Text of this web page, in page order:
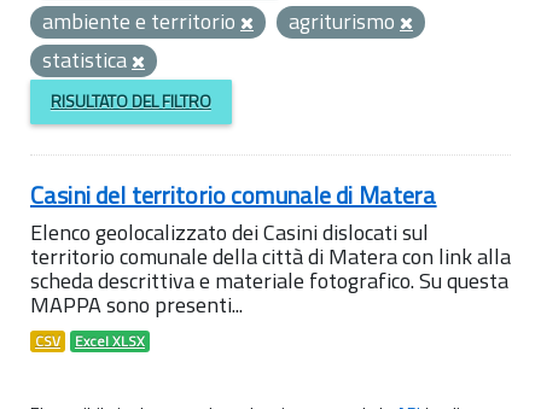
ambiente e territorio
agriturismo
statistica
RISULTATO DEL FILTRO
Casini del territorio comunale di Matera
Elenco geolocalizzato dei Casini dislocati sul
territorio comunale della città di Matera con link alla
scheda descrittiva e materiale fotografico. Su questa
MAPPA sono presenti...
CSV Excel XLSX